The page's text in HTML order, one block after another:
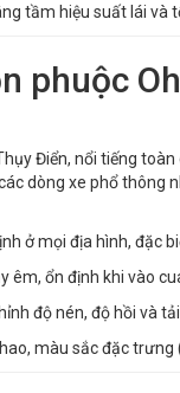
tầm hiệu suất lái và
phuộc
Điển, nổi tiếng
dòng xe phổ thông
ở mọi địa hình, đặc
êm, ổn định khi vào
độ nén, độ hồi và
màu sắc đặc